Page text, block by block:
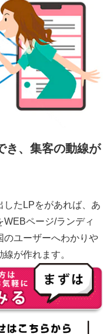
き、集客の動線が
したLPをがあれば、あ
ページ/ランディ
のユーザーへわかりや
が作れます。